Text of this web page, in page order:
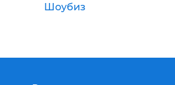
Шоубиз